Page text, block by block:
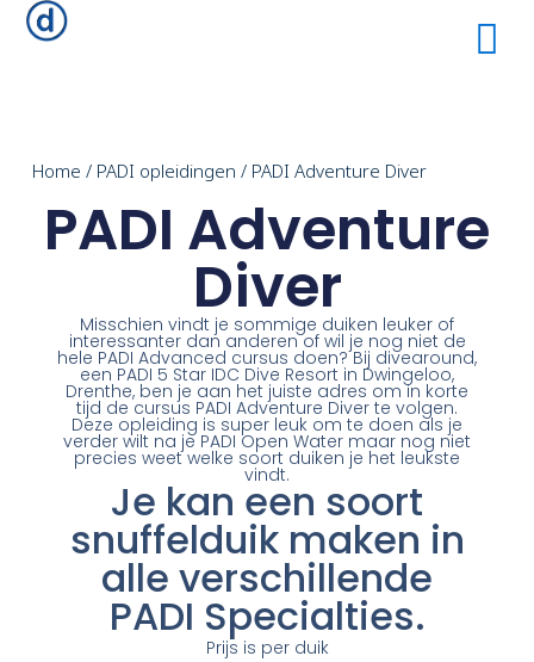
Home / PADI opleidingen / PADI Adventure Diver
PADI Adventure
Diver
Misschien vindt je sommige duiken leuker of
interessanter dan anderen of wil je nog niet de
hele PADI Advanced cursus doen? Bij divearound,
een PADI 5 Star IDC Dive Resort in Dwingeloo,
Drenthe, ben je aan het juiste adres om in korte
tijd de cursus PADI Adventure Diver te volgen.
Deze opleiding is super leuk om te doen als je
verder wilt na je PADI Open Water maar nog niet
precies weet welke soort duiken je het leukste
vindt.
Je kan een soort
snuffelduik maken in
alle verschillende
PADI Specialties.
Prijs is per duik